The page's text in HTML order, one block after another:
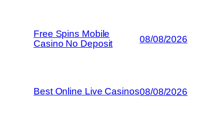
Free Spins Mobile
Casino No Deposit
08/08/2026
Best Online Live Casinos08/08/2026